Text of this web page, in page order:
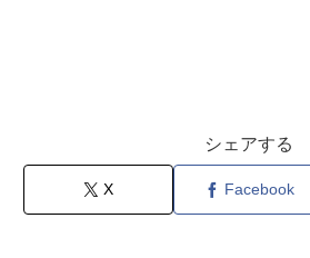
シェアする
X Facebook